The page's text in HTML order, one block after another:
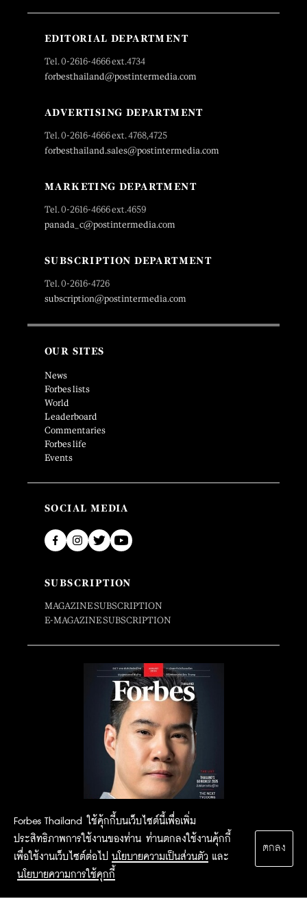
Forbes Thailand ใช้คุ้กกี้บนเว็บไซต์นี้เพื่อเพิ่ม
ประสิทธิภาพการใช้งานของท่าน ท่านตกลงใช้งานคุ้กกี้
เพื่อใช้งานเว็บไซต์ต่อไป นโยบายความเป็นส่วนตัว และ
นโยบายความการใช้คุกกี้
ตกลง
EDITORIAL DEPARTMENT
Tel. 0-2616-4666 ext.4734
forbesthailand@postintermedia.com
ADVERTISING DEPARTMENT
Tel. 0-2616-4666 ext. 4768,4725
forbesthailand.sales@postintermedia.com
MARKETING DEPARTMENT
Tel. 0-2616-4666 ext.4659
panada_c@postintermedia.com
SUBSCRIPTION DEPARTMENT
Tel. 0-2616-4726
subscription@postintermedia.com
OUR SITES
News
Forbes lists
World
Leaderboard
Commentaries
Forbes life
Events
SOCIAL MEDIA
SUBSCRIPTION
MAGAZINE SUBSCRIPTION
E-MAGAZINE SUBSCRIPTION
2015 Forbesthailand.com ALL RIGHTS RESERVED